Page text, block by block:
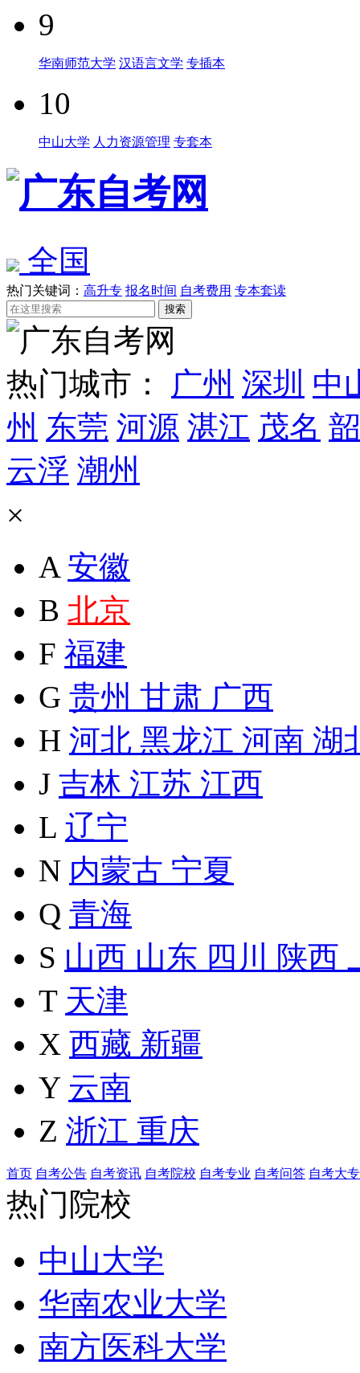
9
华南师范大学 汉语言文学 专插本
10
中山大学 人力资源管理 专套本
全国
热门关键词： 高升专 报名时间 自考费用 专本套读
热门城市： 广州 深圳 中
州 东莞 河源 湛江 茂名
云浮 潮州
×
A 安徽
B 北京
F 福建
G 贵州 甘肃 广西
H 河北 黑龙江 河南 湖
J 吉林 江苏 江西
L 辽宁
N 内蒙古 宁夏
Q 青海
S 山西 山东 四川 陕西
T 天津
X 西藏 新疆
Y 云南
Z 浙江 重庆
首页 自考公告 自考资讯 自考院校 自考专业 自考问答 自考大专
热门院校
中山大学
华南农业大学
南方医科大学